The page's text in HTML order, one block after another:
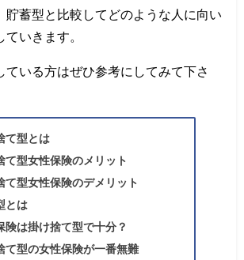
貯蓄型と比較してどのような人に向い
いきます。
ている方はぜひ参考にしてみて下さ
て型とは
て型女性保険のメリット
て型女性保険のデメリット
とは
険は掛け捨て型で十分？
て型の女性保険が一番無難